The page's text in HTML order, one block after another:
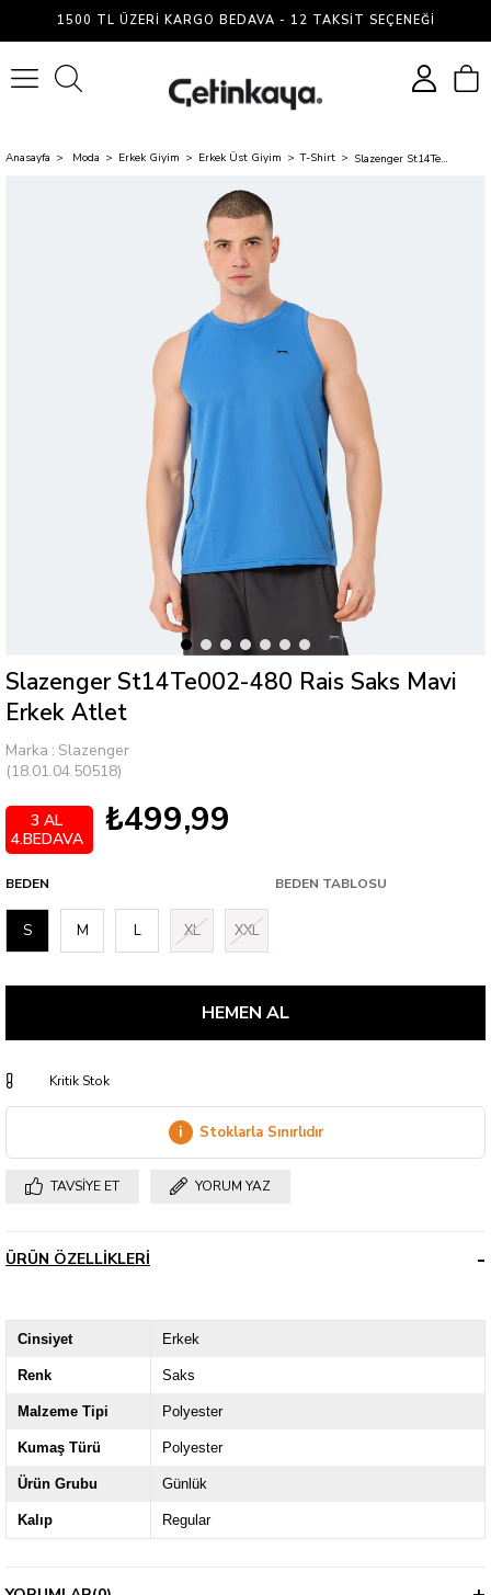
1500 TL ÜZERI KARGO BEDAVA - 12 TAKSIT SEÇENEĞI
Anasayfa Moda Erkek Giyim Erkek Üst Giyim T-Shirt Slazenger St14Te002-480 Rais Saks Mavi Erkek Atlet
Slazenger St14Te002-480 Rais Saks Mavi
Erkek Atlet
Marka : Slazenger
(18.01.04.50518)
₺499,99
3 AL
4.BEDAVA
BEDEN BEDEN TABLOSU
S M L XL XXL
Kritik Stok
i Stoklarla Sınırlıdır
TAVSIYE ET YORUM YAZ
ÜRÜN ÖZELLIKLERI
Cinsiyet Erkek
Renk Saks
Malzeme Tipi Polyester
Kumaş Türü Polyester
Ürün Grubu Günlük
Kalıp Regular